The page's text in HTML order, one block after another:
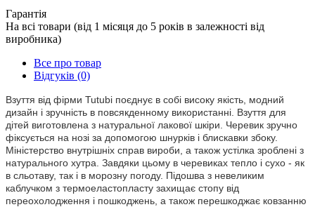
Гарантія
На всі товари (від 1 місяця до 5 років в залежності від
виробника)
Все про товар
Відгуків (0)
Взуття від фірми Tutubi поєднує в собі високу якість, модний
дизайн і зручність в повсякденному використанні. Взуття для
дітей виготовлена ​​з натуральної лакової шкіри. Черевик зручно
фіксується на нозі за допомогою шнурків і блискавки збоку.
Міністерство внутрішніх справ вироби, а також устілка зроблені з
натурального хутра. Завдяки цьому в черевиках тепло і сухо - як
в сльотаву, так і в морозну погоду. Підошва з невеликим
каблучком з термоеластопласту захищає стопу від
переохолодження і пошкоджень, а також перешкоджає ковзанню